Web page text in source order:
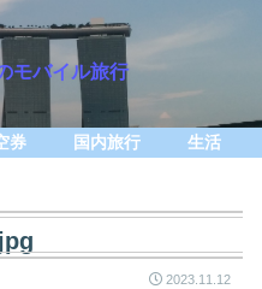
モバイル旅行
券 国内旅行 生活
2023.11.12